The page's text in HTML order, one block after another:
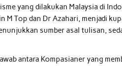
yang dilakukan Malaysia di
Top dan Dr Azahari, menjadi
sumber asal tulisan,
antara Kompasianer yang